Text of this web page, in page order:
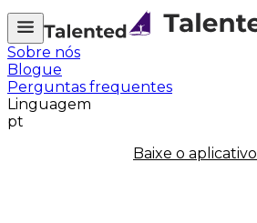
Sobre nós
Blogue
Perguntas frequentes
Linguagem
pt
Baixe o aplicativo